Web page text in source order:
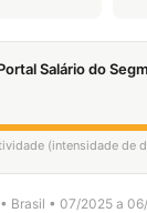
Salário do
(intensidade de
Brasil • 07/2025 a